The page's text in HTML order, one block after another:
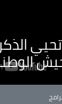
تحيي